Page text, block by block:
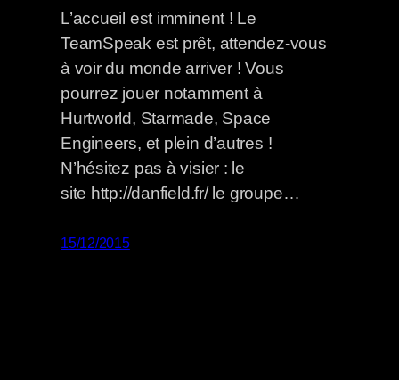
L’accueil est imminent ! Le
TeamSpeak est prêt, attendez-vous
à voir du monde arriver ! Vous
pourrez jouer notamment à
Hurtworld, Starmade, Space
Engineers, et plein d’autres !
N’hésitez pas à visier : le
site http://danfield.fr/ le groupe…
15/12/2015